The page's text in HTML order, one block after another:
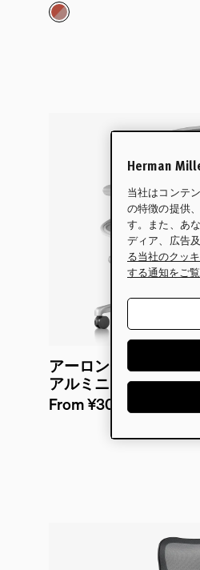
ディップドインカラー キ
アーロンチェア - ミ
アルミニウム
From ¥303,600 ~
Herman
当社はコンテ
の特徴の提供
す。また、あ
ディア、広告
る当社のクッ
する通知をご覧